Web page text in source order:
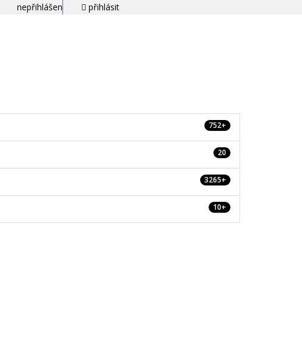
nepřihlášen přihlásit
752+
20
3265+
10+